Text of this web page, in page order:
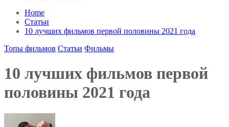
Home
Статьи
10 лучших фильмов первой половины 2021 года
Топы фильмов Статьи Фильмы
10 лучших фильмов первой
половины 2021 года